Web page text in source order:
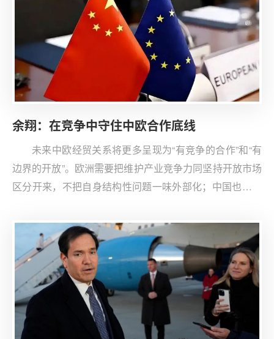
余翔：在竞争中守住中欧合作底线
未来中欧经贸关系将更多呈现为“有竞争的合作”和“有
边界的开放”。欧洲需要把维护产业竞争力同坚持开放市场
区分开来，不把自身结构性问题一味外部化；中国也需在
关切，提升投资合作、规则沟通和本地化经营的能力。